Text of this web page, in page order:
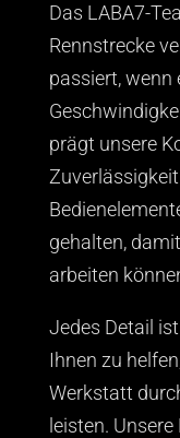
Das LABA7-
Rennstrecke
passiert, wenn
prägt unsere
gehalten,
arbeiten
Jedes Detail
Ihnen zu
Werkstatt
leisten.